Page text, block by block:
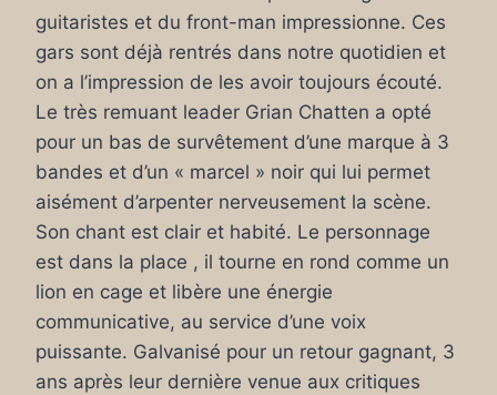
guitaristes et du front-man impressionne. Ces
gars sont déjà rentrés dans notre quotidien et
on a l’impression de les avoir toujours écouté.
Le très remuant leader Grian Chatten a opté
pour un bas de survêtement d’une marque à 3
bandes et d’un « marcel » noir qui lui permet
aisément d’arpenter nerveusement la scène.
Son chant est clair et habité. Le personnage
est dans la place , il tourne en rond comme un
lion en cage et libère une énergie
communicative, au service d’une voix
puissante. Galvanisé pour un retour gagnant, 3
ans après leur dernière venue aux critiques